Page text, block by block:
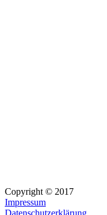
Copyright © 2017
Impressum